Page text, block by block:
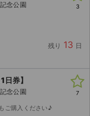
念公園
残り 13 日
3
券】
念公園
ご購入ください♪
7